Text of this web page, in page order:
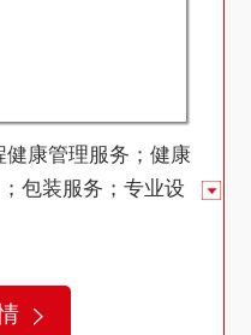
健康管理服务；健康
包装服务；专业设
美术道具置景服
；日用百货销售；
艺美术品及礼仪用